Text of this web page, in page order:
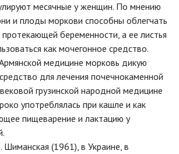
месячные у женщин. По мнению
и плоды моркови способны облегчать
беременности, а ее листья
как мочегонное средство.
медицине морковь дикую
для лечения почечнокаменной
грузинской народной медицине
употреблялась при кашле и как
пищеварение и лактацию у
(1961), в Украине, в